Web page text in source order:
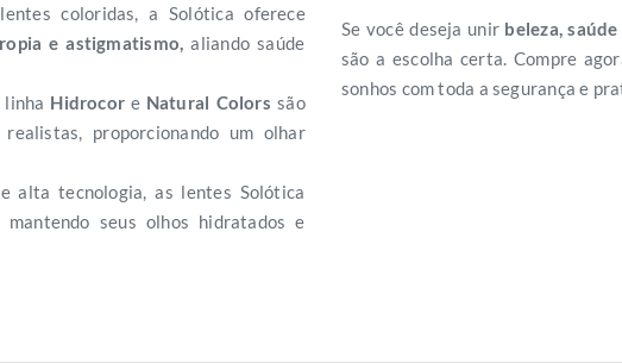
coloridas, a Solótica oferece
e astigmatismo, aliando saúde
linha Hidrocor e Natural Colors são
proporcionando um olhar
alta tecnologia, as lentes Solótica
seus olhos hidratados e
Se você deseja unir beleza,
são a escolha certa. Compre
sonhos com toda a segurança e